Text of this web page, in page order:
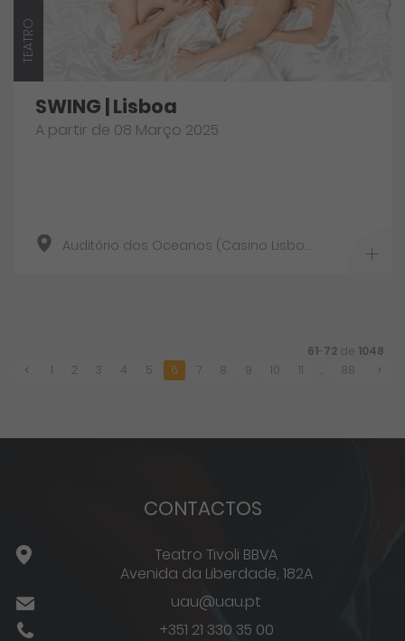
TEATRO
SWING | Lisboa
A partir de 08 Março 2025
Auditório dos Oceanos (Casino Lisboa)
61-72 de 1048
1
2 3 4 5 6 7 8 9 10 11 88
CONTACTOS
Teatro Tivoli BBVA
Avenida da Liberdade, 182A
uau@uau.pt
+351 21 330 35 00